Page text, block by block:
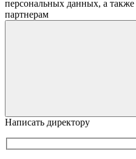
персональных данных, а также
партнерам
Написать директору